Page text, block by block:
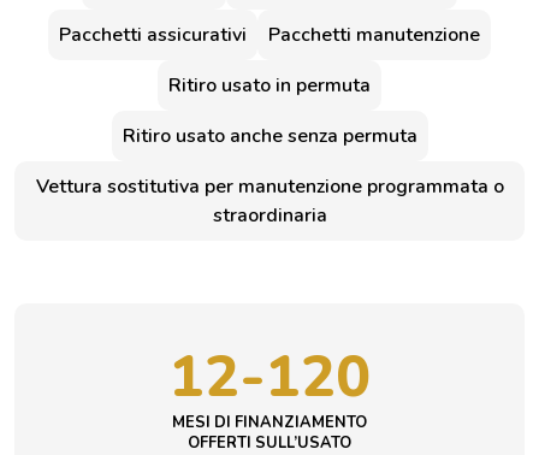
Pacchetti assicurativi
Pacchetti manutenzione
Ritiro usato in permuta
Ritiro usato anche senza permuta
Vettura sostitutiva per manutenzione programmata o
straordinaria
12-120
MESI DI FINANZIAMENTO
OFFERTI SULL’USATO